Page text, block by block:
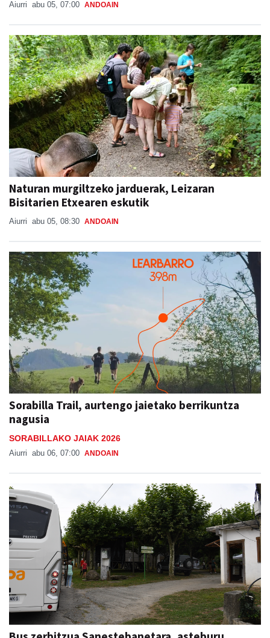
Aiurri abu 05, 07:00 ANDOAIN
Naturan murgiltzeko jarduerak, Leizaran
Bisitarien Etxearen eskutik
Aiurri abu 05, 08:30 ANDOAIN
Sorabilla Trail, aurtengo jaietako berrikuntza
nagusia
SORABILLAKO JAIAK 2026
Aiurri abu 06, 07:00 ANDOAIN